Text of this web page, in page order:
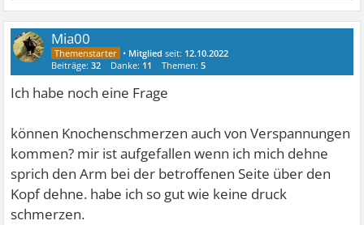
Mia00
• Mitglied seit: 12.10.2022
Beiträge:32 Danke: 11 Themen:5
Ich habe noch eine Frage
können Knochenschmerzen auch von Verspannungen
kommen? mir ist aufgefallen wenn ich mich dehne
sprich den Arm bei der betroffenen Seite über den
Kopf dehne. habe ich so gut wie keine druck
schmerzen.